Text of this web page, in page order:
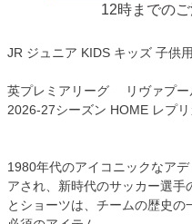
12時までの
JR ジュニア KIDS キッズ 子供用
英プレミアリーグ リヴァプー
2026-27シーズン HOME レプ
1980年代のアイコニックなア
アされ、新時代のサッカー選
とショーツは、チームの歴史